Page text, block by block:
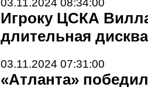
03.11.2024 08:34:00
Игроку ЦСКА
длительная
03.11.2024 07:31:00
«Атланта»